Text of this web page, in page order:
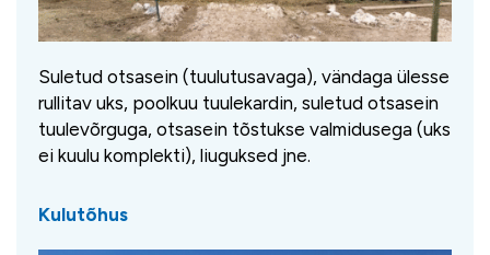
Suletud otsasein (tuulutusavaga), vändaga ülesse
rullitav uks, poolkuu tuulekardin, suletud otsasein
tuulevõrguga, otsasein tõstukse valmidusega (uks
ei kuulu komplekti), liuguksed jne.
Kulutõhus